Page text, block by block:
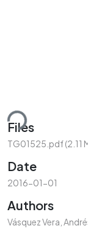
Files
TG01525.pdf(2.11
Date
2016-01-01
Authors
Vásquez Vera,